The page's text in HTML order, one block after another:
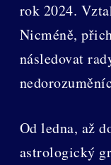
rok 2024.
Nicméně,
následovat
Od ledna, až
astrologický